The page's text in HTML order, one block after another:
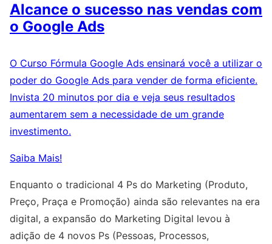
Alcance o sucesso nas vendas com
o Google Ads
O Curso Fórmula Google Ads ensinará você a utilizar o
poder do Google Ads para vender de forma eficiente.
Invista 20 minutos por dia e veja seus resultados
aumentarem sem a necessidade de um grande
investimento.
Saiba Mais!
Enquanto o tradicional 4 Ps do Marketing (Produto,
Preço, Praça e Promoção) ainda são relevantes na era
digital, a expansão do Marketing Digital levou à
adição de 4 novos Ps (Pessoas, Processos,